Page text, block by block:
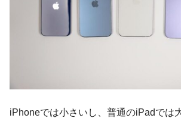
iPhoneでは小さいし、普通のiPadでは